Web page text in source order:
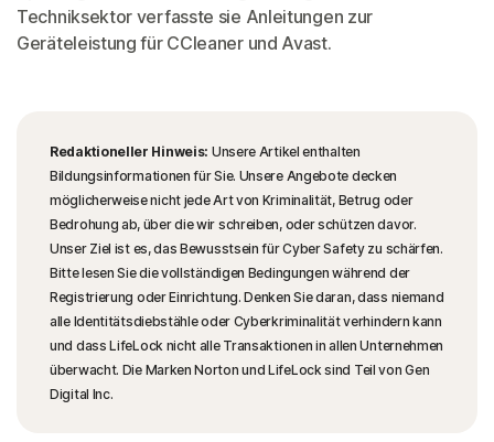
Techniksektor verfasste sie Anleitungen zur
Geräteleistung für CCleaner und Avast.
Redaktioneller Hinweis: Unsere Artikel enthalten
Bildungsinformationen für Sie. Unsere Angebote decken
möglicherweise nicht jede Art von Kriminalität, Betrug oder
Bedrohung ab, über die wir schreiben, oder schützen davor.
Unser Ziel ist es, das Bewusstsein für Cyber Safety zu schärfen.
Bitte lesen Sie die vollständigen Bedingungen während der
Registrierung oder Einrichtung. Denken Sie daran, dass niemand
alle Identitätsdiebstähle oder Cyberkriminalität verhindern kann
und dass LifeLock nicht alle Transaktionen in allen Unternehmen
überwacht. Die Marken Norton und LifeLock sind Teil von Gen
Digital Inc.